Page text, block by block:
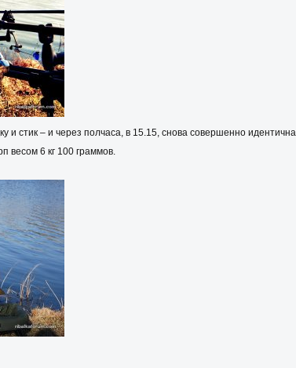
и стик – и через полчаса, в 15.15, снова совершенно
весом 6 кг 100 граммов.